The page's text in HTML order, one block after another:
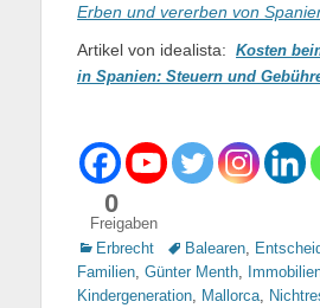
Erben und vererben von
Artikel von idealista: Kosten
in Spanien: Steuern und
0
Freigaben
Kategorien
Erbrecht TagsBalearen
Familien Günter Menth
Kindergeneration
Mallorca